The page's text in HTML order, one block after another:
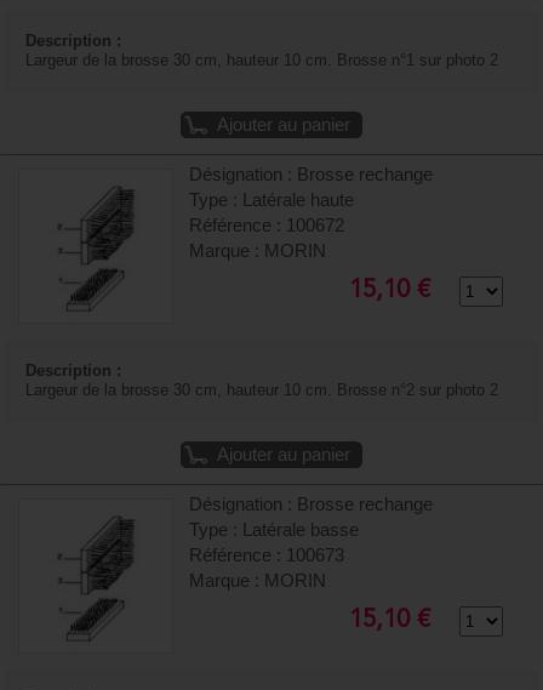
Description :
Largeur de la brosse 30 cm, hauteur 10 cm. Brosse n°1 sur photo 2
Ajouter au panier
Désignation : Brosse rechange
Type : Latérale haute
Référence : 100672
Marque : MORIN
15,10 €
Description :
Largeur de la brosse 30 cm, hauteur 10 cm. Brosse n°2 sur photo 2
Ajouter au panier
Désignation : Brosse rechange
Type : Latérale basse
Référence : 100673
Marque : MORIN
15,10 €